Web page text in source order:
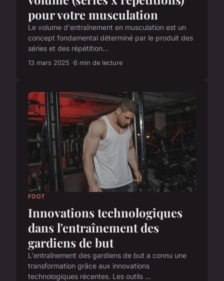
pour votre musculation
Le volume d'entraînement en musculation est un
concept fondamental déterminé par le produit des
séries et des répétition...
13 mars 2025 6 min de lecture
FOOT
Innovations technologiques
dans l'entraînement des
gardiens de but
L'entraînement des gardiens de but a connu une
transformation grâce aux innovations
technologiques récentes. Les outils ...